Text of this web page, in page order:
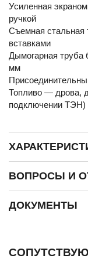
Усиленная
ручкой
Съемная стальная
вставками
Дымогарная труба
мм
Топливо — дрова,
подключении ТЭН)
ВОПРОСЫ И
ДОКУМЕНТЫ